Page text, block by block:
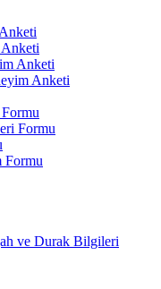
Anketi
Anketi
Formu
Formu
ve Durak Bilgileri